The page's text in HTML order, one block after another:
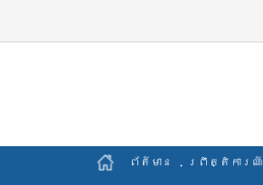
ព័ត៍មាន ព្រឹត្តិការណ៍